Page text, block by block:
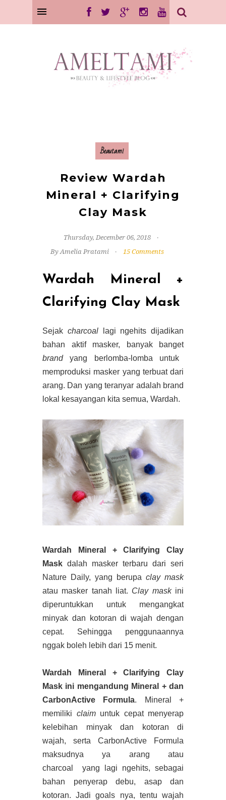
Beautami
Review Wardah
Mineral + Clarifying
Clay Mask
Thursday, December 06, 2018
By Amelia Pratami
15 Comments
Wardah Mineral +
Clarifying Clay Mask
Sejak charcoallagi ngehits dijadikan
bahan aktif masker, banyak banget
brandyang berlomba-lomba untuk
memproduksi masker yang terbuat dari
arang. Dan yang teranyar adalah brand
lokal kesayangan kita semua, Wardah.
Wardah Mineral + Clarifying Clay
Mask dalah masker terbaru dari seri
Nature Daily, yang berupa clay mask
atau masker tanah liat. Clay maskini
diperuntukkan untuk mengangkat
minyak dan kotoran di wajah dengan
cepat. Sehingga penggunaannya
nggak boleh lebih dari 15 menit.
Wardah Mineral + Clarifying Clay
Mask ini mengandung Mineral + dan
CarbonActive Formula. Mineral +
memiliki claimuntuk cepat menyerap
kelebihan minyak dan kotoran di
wajah, serta CarbonActive Formula
maksudnya ya arang atau
charcoal yang lagi ngehits, sebagai
bahan penyerap debu, asap dan
kotoran. Jadi goals nya, tentu wajah